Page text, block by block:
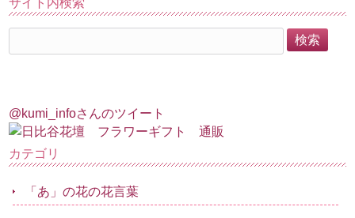
@kumi_infoさんのツイート
カテゴリ
「あ」の花の花言葉